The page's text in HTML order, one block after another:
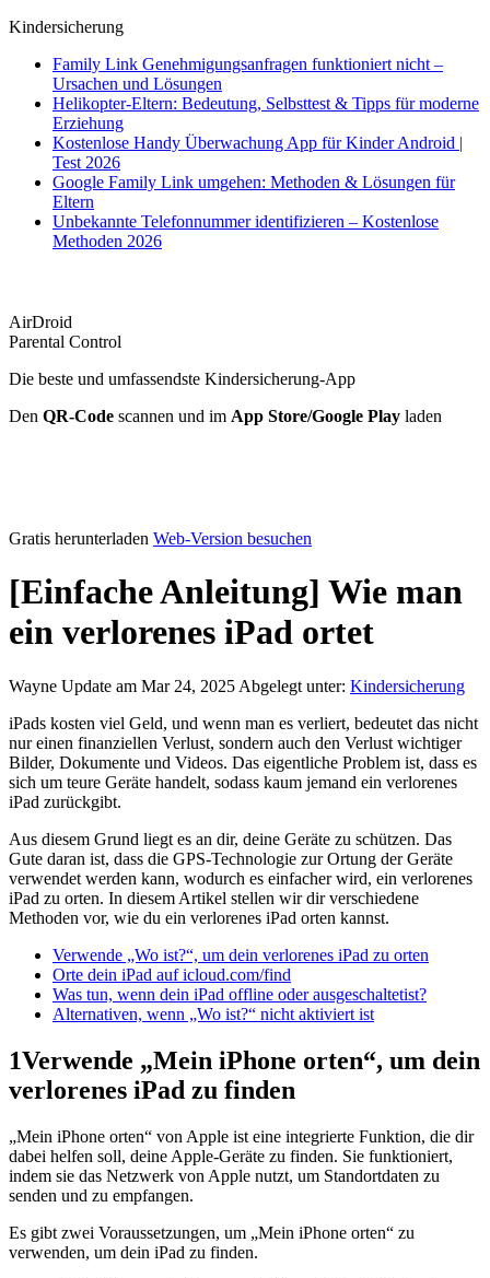
Kindersicherung
Family Link Genehmigungsanfragen funktioniert nicht –
Ursachen und Lösungen
Helikopter-Eltern: Bedeutung, Selbsttest & Tipps für moderne
Erziehung
Kostenlose Handy Überwachung App für Kinder Android |
Test 2026
Google Family Link umgehen: Methoden & Lösungen für
Eltern
Unbekannte Telefonnummer identifizieren – Kostenlose
Methoden 2026
AirDroid
Parental Control
Die beste und umfassendste Kindersicherung-App
Den QR-Code scannen und im App Store/Google Play laden
Gratis herunterladen Web-Version besuchen
[Einfache Anleitung] Wie man
ein verlorenes iPad ortet
Wayne Update am Mar 24, 2025 Abgelegt unter: Kindersicherung
iPads kosten viel Geld, und wenn man es verliert, bedeutet das nicht
nur einen finanziellen Verlust, sondern auch den Verlust wichtiger
Bilder, Dokumente und Videos. Das eigentliche Problem ist, dass es
sich um teure Geräte handelt, sodass kaum jemand ein verlorenes
iPad zurückgibt.
Aus diesem Grund liegt es an dir, deine Geräte zu schützen. Das
Gute daran ist, dass die GPS-Technologie zur Ortung der Geräte
verwendet werden kann, wodurch es einfacher wird, ein verlorenes
iPad zu orten. In diesem Artikel stellen wir dir verschiedene
Methoden vor, wie du ein verlorenes iPad orten kannst.
Verwende „Wo ist?“, um dein verlorenes iPad zu orten
Orte dein iPad auf icloud.com/find
Was tun, wenn dein iPad offline oder ausgeschaltetist?
Alternativen, wenn „Wo ist?“ nicht aktiviert ist
1Verwende „Mein iPhone orten“, um dein
verlorenes iPad zu finden
„Mein iPhone orten“ von Apple ist eine integrierte Funktion, die dir
dabei helfen soll, deine Apple-Geräte zu finden. Sie funktioniert,
indem sie das Netzwerk von Apple nutzt, um Standortdaten zu
senden und zu empfangen.
Es gibt zwei Voraussetzungen, um „Mein iPhone orten“ zu
verwenden, um dein iPad zu finden.